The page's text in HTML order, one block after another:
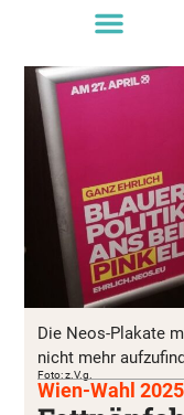
Die Neos-Plakate
nicht mehr
Foto: z.V.g.
Wien-Wahl 2025